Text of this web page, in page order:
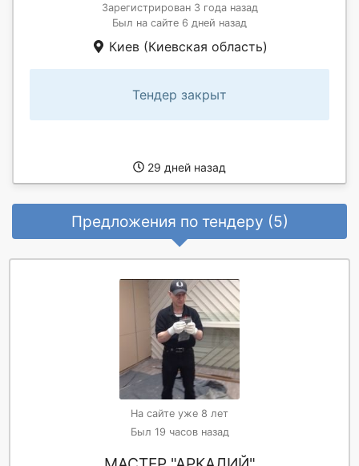
Зарегистрирован 3 года назад
Был на сайте 6 дней назад
Киев (Киевская область)
Тендер закрыт
29 дней назад
Предложения по тендеру (5)
На сайте уже 8 лет
Был 19 часов назад